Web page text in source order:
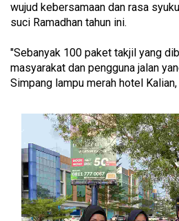
wujud kebersamaan dan rasa
suci Ramadhan tahun ini.
"Sebanyak 100 paket takjil yang
masyarakat dan pengguna jalan
Simpang lampu merah hotel Kalian,